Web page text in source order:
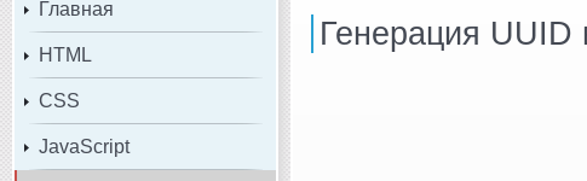
Главная
HTML
CSS
JavaScript
Генерация UUID